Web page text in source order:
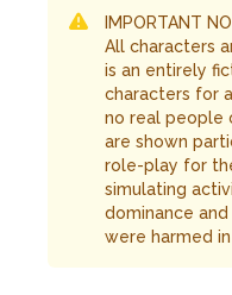
IMPORTANT
All characters
is an entirely
characters for
no real people
are shown
role-play for
simulating
dominance
were harmed